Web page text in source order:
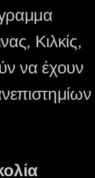
Κιλκίς,
να έχουν